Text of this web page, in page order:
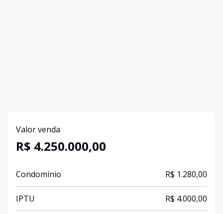
Valor venda
R$ 4.250.000,00
Condomínio R$ 1.280,00
IPTU R$ 4.000,00